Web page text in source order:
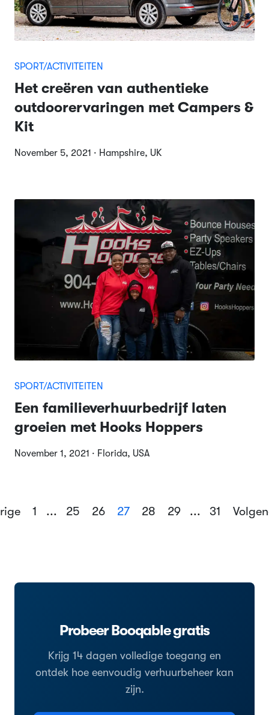
SPORT/ACTIVITEITEN
Het creëren van authentieke
outdoorervaringen met Campers &
Kit
November 5, 2021 · Hampshire, UK
SPORT/ACTIVITEITEN
Een familieverhuurbedrijf laten
groeien met Hooks Hoppers
November 1, 2021 · Florida, USA
1 ... 25 26 27 28 29 ... 31
Probeer Booqable gratis
Krijg 14 dagen volledige toegang en
ontdek hoe eenvoudig verhuurbeheer kan
zijn.